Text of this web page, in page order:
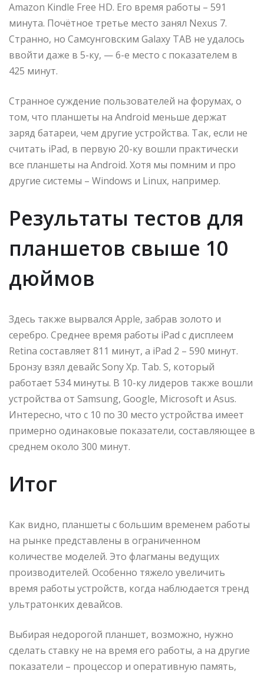
Amazon Kindle Free HD. Его время работы – 591
минута. Почётное третье место занял Nexus 7.
Странно, но Самсунговским Galaxy TAB не удалось
ввойти даже в 5-ку, — 6-е место с показателем в
425 минут.
Странное суждение пользователей на форумах, о
том, что планшеты на Android меньше держат
заряд батареи, чем другие устройства. Так, если не
считать iPad, в первую 20-ку вошли практически
все планшеты на Android. Хотя мы помним и про
другие системы – Windows и Linux, например.
Результаты тестов для
планшетов свыше 10
дюймов
Здесь также вырвался Apple, забрав золото и
серебро. Среднее время работы iPad с дисплеем
Retina составляет 811 минут, а iPad 2 – 590 минут.
Бронзу взял девайс Sony Хр. Tab. S, который
работает 534 минуты. В 10-ку лидеров также вошли
устройства от Samsung, Google, Microsoft и Asus.
Интересно, что с 10 по 30 место устройства имеет
примерно одинаковые показатели, составляющее в
среднем около 300 минут.
Итог
Как видно, планшеты с большим временем работы
на рынке представлены в ограниченном
количестве моделей. Это флагманы ведущих
производителей. Особенно тяжело увеличить
время работы устройств, когда наблюдается тренд
ультратонких девайсов.
Выбирая недорогой планшет, возможно, нужно
сделать ставку не на время его работы, а на другие
показатели – процессор и оперативную память,